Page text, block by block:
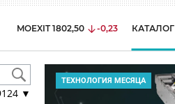
MOEXIT 1802,50 -0,23 КАТАЛОГ
▼
ТЕХНОЛОГИЯ МЕСЯЦА